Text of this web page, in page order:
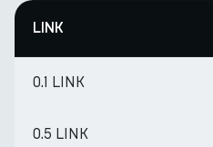
LINK
0.1 LINK
0.5 LINK